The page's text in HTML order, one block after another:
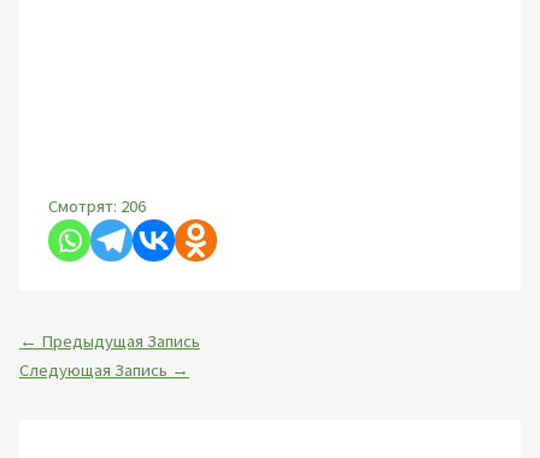
Смотрят: 206
← Предыдущая Запись
Следующая Запись →